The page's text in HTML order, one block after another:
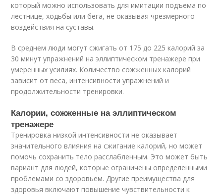
который можно использовать для имитации подъема по
лестнице, ходьбы или бега, не оказывая чрезмерного
воздействия на суставы.
В среднем люди могут сжигать от 175 до 225 калорий за
30 минут упражнений на эллиптическом тренажере при
умеренных усилиях. Количество сожженных калорий
зависит от веса, интенсивности упражнений и
продолжительности тренировки.
Калории, сожженные на эллиптическом
тренажере
Тренировка низкой интенсивности не оказывает
значительного влияния на сжигание калорий, но может
помочь сохранить тело расслабленным. Это может быть
вариант для людей, которые ограничены определенными
проблемами со здоровьем. Другие преимущества для
здоровья включают повышение чувствительности к